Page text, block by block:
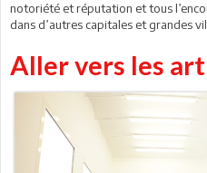
notoriété et réputation et tous
dans d’autres capitales et grandes
Aller vers les